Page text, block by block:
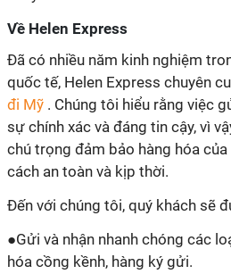
Về Helen Express
Đã có nhiều năm kinh nghiệm
quốc tế, Helen Express chuyên
đi Mỹ . Chúng tôi hiểu rằng việc
sự chính xác và đáng tin cậy, vì
chú trọng đảm bảo hàng hóa
cách an toàn và kịp thời.
Đến với chúng tôi, quý khách sẽ
●Gửi và nhận nhanh chóng các
hóa cồng kềnh, hàng ký gửi.